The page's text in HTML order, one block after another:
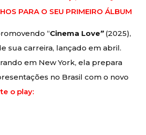
PARA O SEU PRIMEIRO ÁLBUM
“Cinema Love”(2025),
sua carreira, lançado em abril.
em New York, ela prepara
no Brasil com o novo
o play: